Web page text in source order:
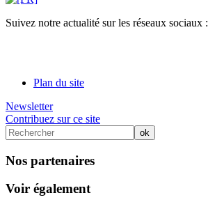
Suivez notre actualité sur les réseaux sociaux :
Plan du site
Newsletter
Contribuez sur ce site
Nos partenaires
Voir également